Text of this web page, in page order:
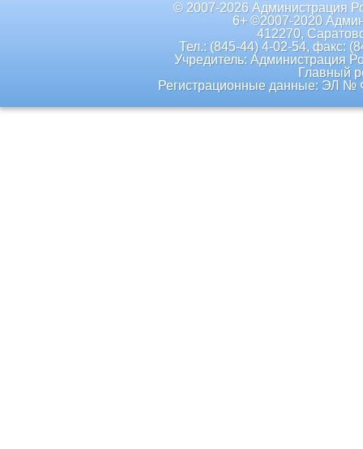
© 2007-2026 Администрация
6+ ©2007-2020
412270,
Тел.: (845-44) 4-02-54, факс:
Учредитель: Администрация
Главный
Регистрационные данные: ЭЛ №